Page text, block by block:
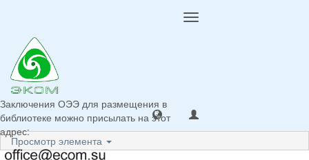
Toggle
Заключения ОЭЭ для размещения в
библиотеке можно присылать на этот
адрес:
Просмотр элемента